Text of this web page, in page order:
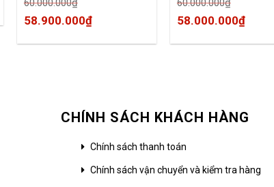
60.000.000₫
Original
58.900.000₫Current
Trường An Nhà phân
máy photo khu vực
60.000.000₫
Original
58.000.000₫
CHÍNH SÁCH KHÁCH HÀNG
Chính sách thanh toán
Chính sách vận chuyển và kiểm tra hàng